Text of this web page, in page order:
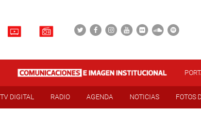
TV DIGITAL RADIO AGENDA NOTICIAS FOTOS